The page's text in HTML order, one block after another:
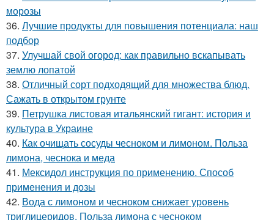
морозы
36. Лучшие продукты для повышения потенциала: наш
подбор
37. Улучшай свой огород: как правильно вскапывать
землю лопатой
38. Отличный сорт подходящий для множества блюд.
Сажать в открытом грунте
39. Петрушка листовая итальянский гигант: история и
культура в Украине
40. Как очищать сосуды чесноком и лимоном. Польза
лимона, чеснока и меда
41. Мексидол инструкция по применению. Способ
применения и дозы
42. Вода с лимоном и чесноком снижает уровень
триглицеридов. Польза лимона с чесноком